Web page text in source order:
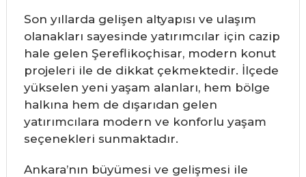
Son yıllarda gelişen altyapısı ve ulaşım
olanakları sayesinde yatırımcılar için cazip
hale gelen Şereflikoçhisar, modern konut
projeleri ile de dikkat çekmektedir. İlçede
yükselen yeni yaşam alanları, hem bölge
halkına hem de dışarıdan gelen
yatırımcılara modern ve konforlu yaşam
seçenekleri sunmaktadır.
Ankara’nın büyümesi ve gelişmesi ile